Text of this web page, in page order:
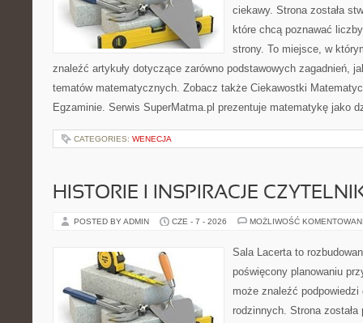
ciekawy. Strona została
które chcą poznawać
strony. To miejsce, w
znaleźć artykuły dotyczące zarówno podstawowych zagadnień,
tematów matematycznych. Zobacz także Ciekawostki
Egzaminie. Serwis SuperMatma.pl prezentuje matematykę jako
CATEGORIES: WENECJA
HISTORIE I INSPIRACJE
POSTED BY ADMIN CZE - 7 - 2026 MOŻLIWOŚĆ
Sala Lacerta to
poświęcony planowaniu
może znaleźć
rodzinnych. Strona